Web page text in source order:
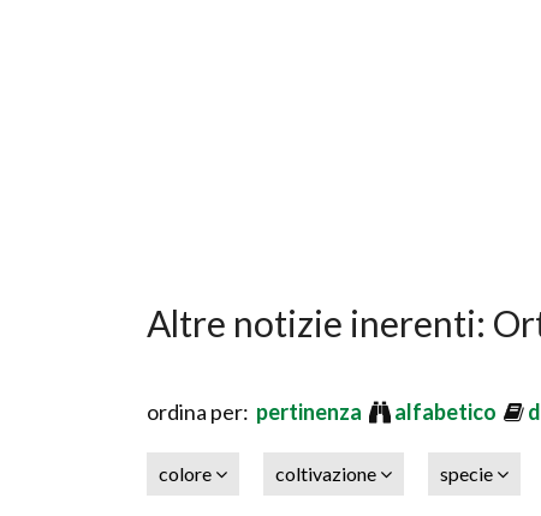
Altre notizie inerenti:
ordina per: pertinenza alfabetico
colore coltivazione specie